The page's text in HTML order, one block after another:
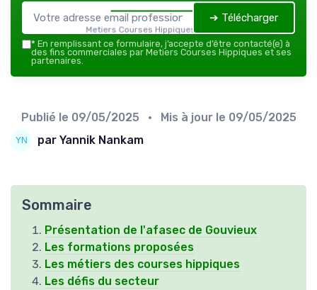
Metiers Courses Hippiques — 2026
➔ Télécharger
* En remplissant ce formulaire, j’accepte d’être contacté(e) à
des fins commerciales par Metiers Courses Hippiques et ses
partenaires.
Publié le 09/05/2025 • Mis à jour le 09/05/2025
par Yannik Nankam
Sommaire
Présentation de l'afasec de Gouvieux
Les formations proposées
Les métiers des courses hippiques
Les défis du secteur